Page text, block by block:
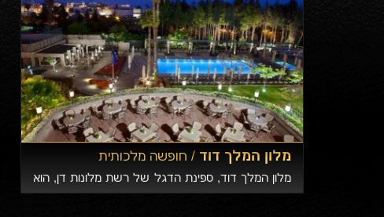
מלון המלך דוד / חופשה מלכותית
מלון המלך דוד, ספינת הדגל של רשת מלונות דן, הוא
אחד המלונות המפורסמים ביותר בעולם ואתר היסטורי